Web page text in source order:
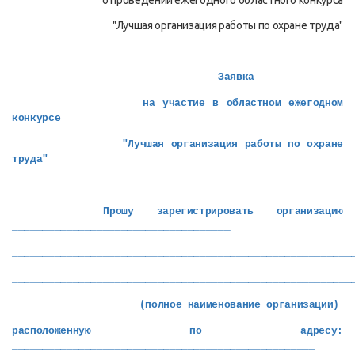
"Лучшая организация работы по охране труда"
Заявка
на участие в областном ежегодном
конкурсе
"Лучшая организация работы по охране
труда"
Прошу зарегистрировать организацию
(полное наименование организации)
расположенную по адресу: